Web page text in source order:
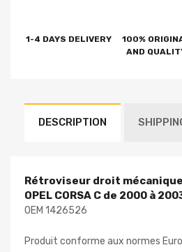
1-4 DAYS DELIVERY
100%
AND
DESCRIPTION
Rétroviseur droit
OPEL CORSA C de 2000 à
OEM 1426526
Produit conforme aux normes